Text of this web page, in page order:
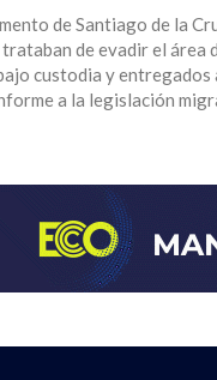
de Santiago de la
trataban de evadir el
custodia y
a la legislación